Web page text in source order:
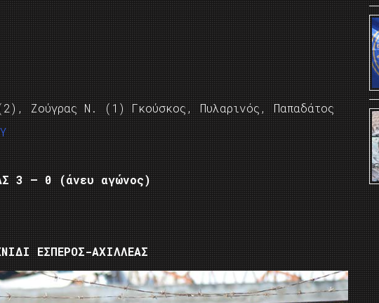
Ζούγρας Ν. (1) Γκούσκος, Πυλαρινός, Παπαδάτος
3 – 0 (άνευ αγώνος)
ΕΣΠΕΡΟΣ-ΑΧΙΛΛΕΑΣ